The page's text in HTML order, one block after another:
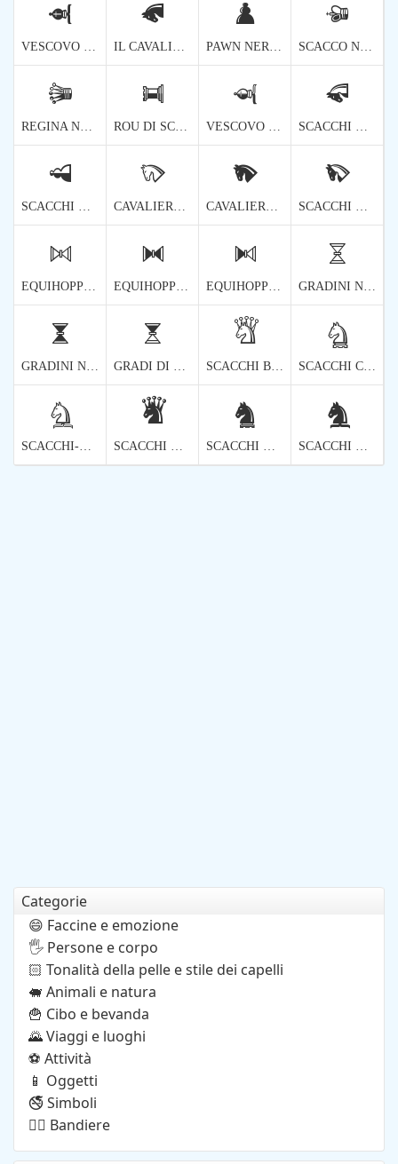
🨼
VESCOVO NERO DI SCACCHI ROTATO DUE SEPARATI GRADI
🨽
IL CAVALIERE NERO DI SCACCHI ROTATO DI DUE GRADI SEVENTATI
🨾
PAWN NERO DI SCACCHI ROTATO DUE SEPARATI GRADI
🨿
SCACCO NEUTRO RE ROTATO DUE SEPARATI GRADI DUE
🩀
REGINA NEUTRO DEGLI SCACCHI ROTATA DUE SEPARATI GRADI
🩁
ROU DI SCACCHI NEUTRO DOTATO DI DUE GRADI DUE
🩂
VESCOVO DI SCACCHI NEUTRO ROTATO DI DUE GRADI DEDICATI
🩃
SCACCHI NEUTRALI CAVALIERE ROTATI DUE SEPARATI GRADI DUE
🩄
SCACCHI NEUTRO RAGGIUNTO DOTATO DUE SEPARATI GRADI
🩅
CAVALIERE SCACCHI BIANCO ROTATO DI TRE GRADI CINQUE
🩆
CAVALIERE SCACCHI NERO ROTATO DI TRE GRADI CINQUE
🩇
SCACCHI NEUTRI DI CAVALIERE ROTATI DI TRE GRADI CINQUE
🩈
EQUIHOPPER DI SCACCHI BIANCHI
🩉
EQUIHOPPER NERO A SCACCHI
🩊
EQUIHOPPER DI SCACCHI NEUTRO
🩋
GRADINI NINETY ROTATI DI EQUIHOPPER DI SCACCHI BIANCHI
🩌
GRADINI NINETICI ROTATI DELL'EQUIHOPPER NERO DI SCACCHI
🩍
GRADI DI NEUTRO ROTATI DI EQUIHOPPER DI SCACCHI NEUTRO
🩎
SCACCHI BIANCHI REGINA
🩏
SCACCHI CAVALIERE BIANCO DI SCACCHI
🩐
SCACCHI-CAVALIERE BIANCO
🩑
SCACCHI NERI REGINA DEI CAVALIERI
🩒
SCACCHI NERI DI KNIGHT-ROOK
🩓
SCACCHI NERO VESCOVO
Categorie
😄 Faccine e emozione
🖐️ Persone e corpo
🏻 Tonalità della pelle e stile dei capelli
🐖 Animali e natura
🍟 Cibo e bevanda
🌄 Viaggi e luoghi
⚽ Attività
📱 Oggetti
🚭 Simboli
🏳️‍🌈 Bandiere